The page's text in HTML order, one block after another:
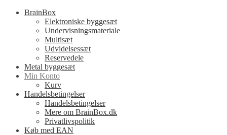
BrainBox
Elektroniske byggesæt
Undervisningsmateriale
Multisæt
Udvidelsessæt
Reservedele
Metal byggesæt
Min Konto
Kurv
Handelsbetingelser
Handelsbetingelser
Mere om BrainBox.dk
Privatlivspolitik
Køb med EAN